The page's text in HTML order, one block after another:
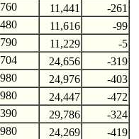
11,441
-261
11,616
-99
11,229
-5
24,656
-319
24,976
-403
24,447
-472
29,786
-324
24,269
-419